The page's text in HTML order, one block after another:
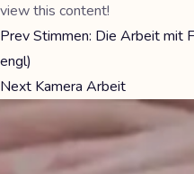
view this content!
PrevStimmen: Die Arbeit mit
engl)
Next Kamera Arbeit